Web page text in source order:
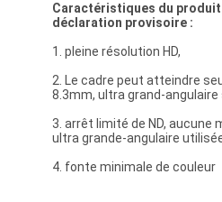
Caractéristiques du produit
déclaration provisoire :
1. pleine résolution HD,
2. Le cadre peut atteindre
8.3mm, ultra grand-angulaire
3. arrêt limité de ND, aucune
ultra grande-angulaire
4. fonte minimale de couleur